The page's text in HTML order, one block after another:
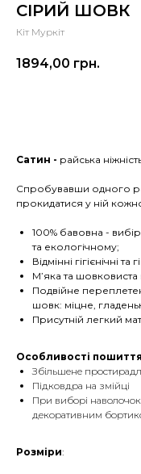
СІРИЙ ШОВК
Кіт Муркіт
1894,00 грн.
Сатин - райська
Спробувавши одного
прокидатися у ній
100% бавовна -
та екологічному;
Відмінні гігієнічні
М’яка та шовковиста
Подвійне
шовк: міцне,
Присутній легкий
Особливості
Збільшене
Підковдра на змійці
При виборі
декоративним
Розміри: